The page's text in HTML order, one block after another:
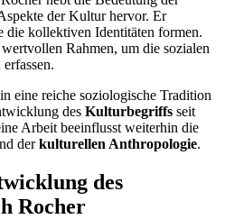
der Kultur hervor. Er
die kollektiven Identitäten formen.
Rahmen, um die sozialen
eine reiche soziologische Tradition
des Kulturbegriffs seit
Arbeit beeinflusst weiterhin die
derkulturellen Anthropologie.
des
Rocher